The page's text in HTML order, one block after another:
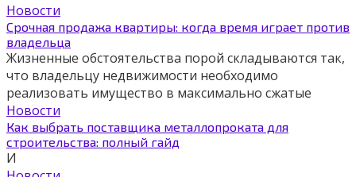
Новости
Срочная продажа квартиры: когда время играет против
владельца
Жизненные обстоятельства порой складываются так,
что владельцу недвижимости необходимо
реализовать имущество в максимально сжатые
Новости
Как выбрать поставщика металлопроката для
строительства: полный гайд
И